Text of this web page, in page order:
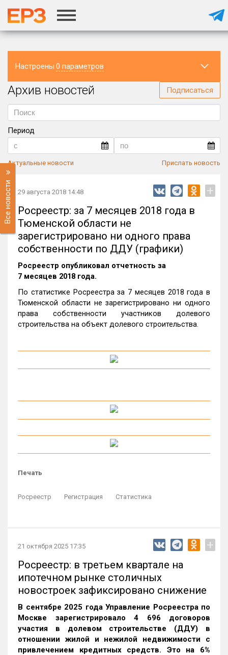
Настроены 0 параметров
Регион
Архив новостей Подписаться
Период
Актуальные новости Прислать новость
Все новости 29 августа 2018 14:48 +
Росреестр: за 7 месяцев 2018 года в
Тюменской области не
зарегистрировано ни одного права
собственности по ДДУ (графики)
Росреестр опубликовал отчетность за
7 месяцев 2018 года.
По статистике Росреестра за 7 месяцев 2018 года в
Тюменской области не зарегистрировано ни одного
права собственности участников долевого
строительства на объект долевого строительства.
Печать
Росреестр Регистрация Статистика
21 октября 2025 17:35 +
Росреестр: в третьем квартале на
ипотечном рынке столичных
новостроек зафиксировано снижение
В сентябре 2025 года Управление Росреестра по
Москве зарегистрировало 4 696 договоров
участия в долевом строительстве (ДДУ) в
отношении жилой и нежилой недвижимости с
привлечением кредитных средств. Это на 6%